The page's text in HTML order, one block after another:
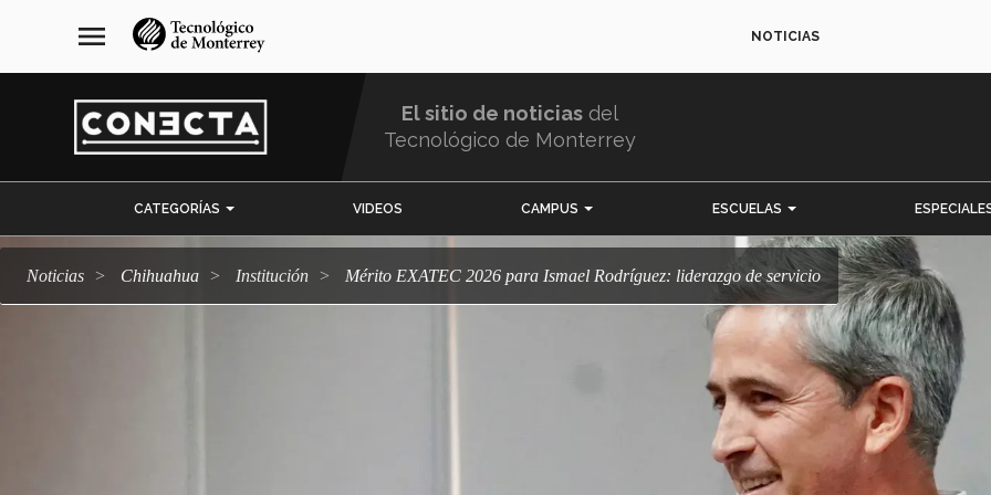
navegación
principal
menu NOTICIAS
El sitio de noticias del
Tecnológico de Monterrey
CATEGORÍAS VIDEOS CAMPUS ESCUELAS
Noticias Chihuahua Institución Mérito EXATEC 2026 para Ismael Rodríguez: liderazgo de servicio